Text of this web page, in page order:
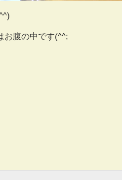
お腹の中です(^^;